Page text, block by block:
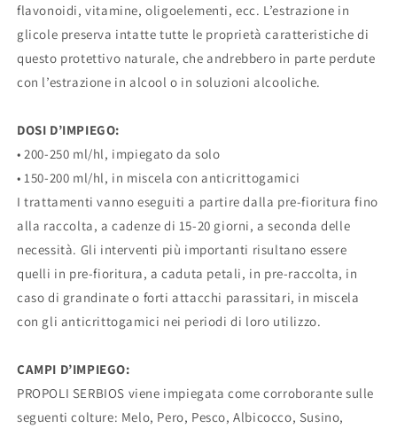
flavonoidi, vitamine, oligoelementi, ecc. L’estrazione in
glicole preserva intatte tutte le proprietà caratteristiche di
questo protettivo naturale, che andrebbero in parte perdute
con l’estrazione in alcool o in soluzioni alcooliche.
DOSI D’IMPIEGO:
• 200-250 ml/hl, impiegato da solo
• 150-200 ml/hl, in miscela con anticrittogamici
I trattamenti vanno eseguiti a partire dalla pre-fioritura fino
alla raccolta, a cadenze di 15-20 giorni, a seconda delle
necessità. Gli interventi più importanti risultano essere
quelli in pre-fioritura, a caduta petali, in pre-raccolta, in
caso di grandinate o forti attacchi parassitari, in miscela
con gli anticrittogamici nei periodi di loro utilizzo.
CAMPI D’IMPIEGO:
PROPOLI SERBIOS viene impiegata come corroborante sulle
seguenti colture: Melo, Pero, Pesco, Albicocco, Susino,